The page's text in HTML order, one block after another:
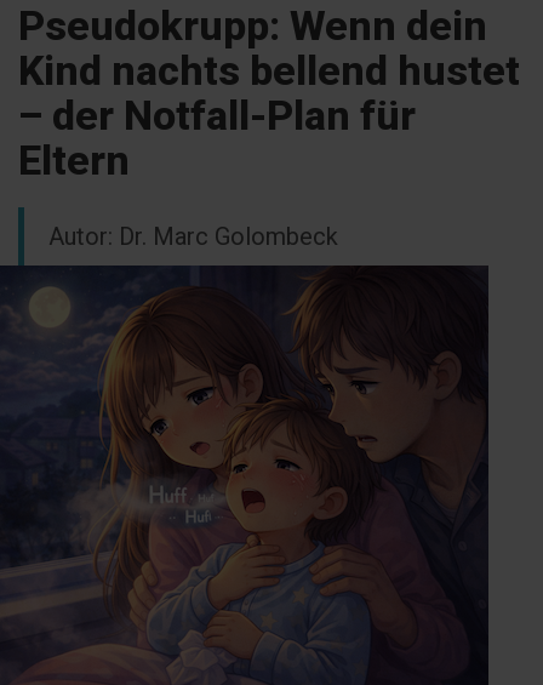
Pseudokrupp: Wenn dein
Kind nachts bellend hustet
– der Notfall-Plan für
Eltern
Autor: Dr. Marc Golombeck